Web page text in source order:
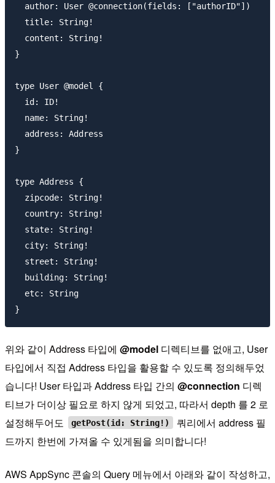
  author: User @connection(fields: ["authorID"])
  title: String!
  content: String!
}
type User @model {
  id: ID!
  name: String!
  address: Address
}
type Address {
  zipcode: String!
  country: String!
  state: String!
  city: String!
  street: String!
  building: String!
  etc: String
위와 같이 Address 타입에 @model 디렉티브를 없애고, User
타입에서 직접 Address 타입을 활용할 수 있도록 정의해두었
습니다! User 타입과 Address 타입 간의 @connection 디렉
티브가 더이상 필요로 하지 않게 되었고, 따라서 depth 를 2 로
설정해두어도
getPost(id: String!)
쿼리에서 address 필
드까지 한번에 가져올 수 있게됨을 의미합니다!
AWS AppSync 콘솔의 Query 메뉴에서 아래와 같이 작성하고,